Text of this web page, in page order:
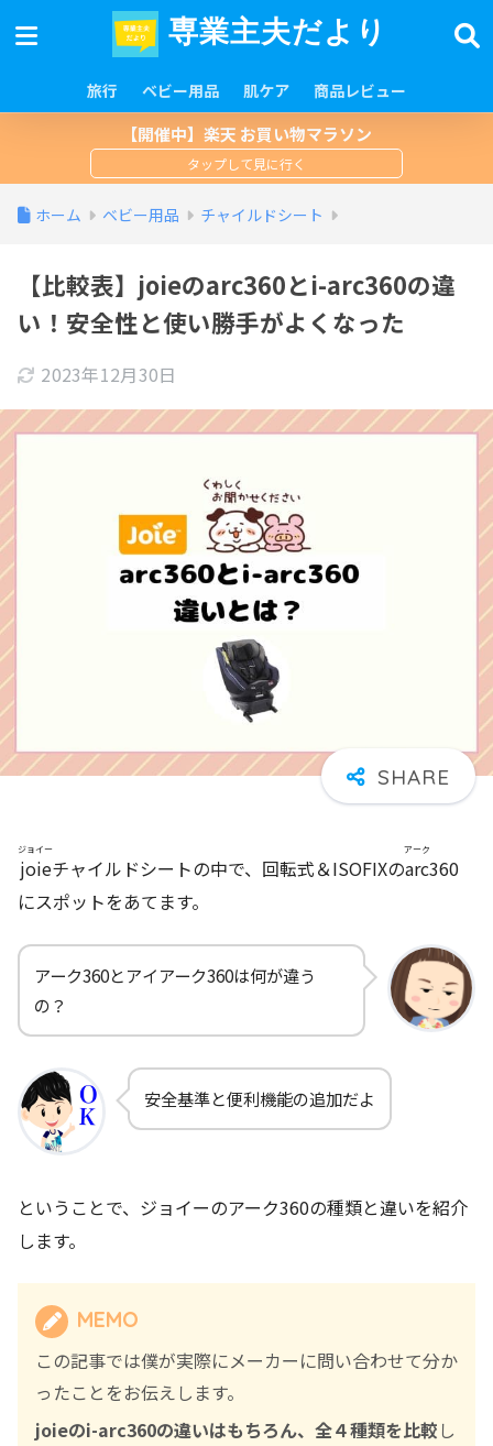
専業主夫だより
旅行 ベビー用品 肌ケア 商品レビュー
【開催中】楽天 お買い物マラソン
ホーム ベビー用品 チャイルドシート
【比較表】joieのarc360とi-arc360の違
い！安全性と使い勝手がよくなった
2023年12月30日
joie
ジョイー
チャイルドシートの中で、回転式＆ISOFIXのarc
アーク
360
にスポットをあてます。
アーク360とアイアーク360は何が違う
の？
安全基準と便利機能の追加だよ
ということで、ジョイーのアーク360の種類と違いを紹介
します。
MEMO
この記事では僕が実際にメーカーに問い合わせて分か
ったことをお伝えします。
joieのi-arc360の違いはもちろん、全４種類を比較 し